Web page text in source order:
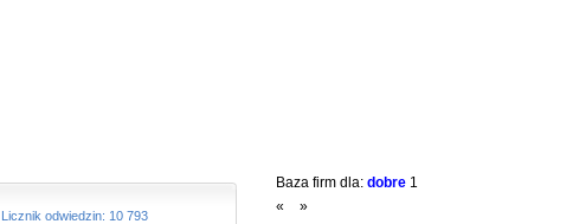
Licznik odwiedzin: 10 793
Baza firm dla: dobre 1
«
»